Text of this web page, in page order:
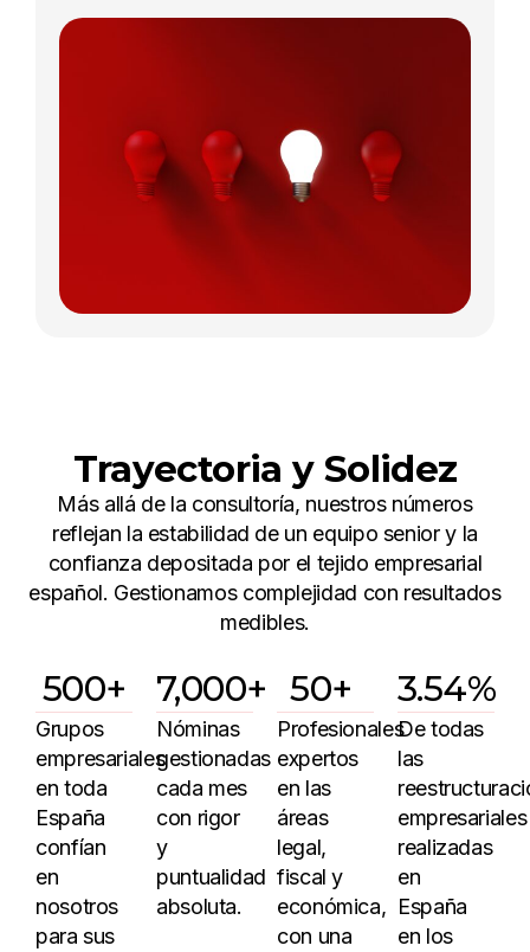
Trayectoria y Solidez
Más allá de la consultoría, nuestros números
reflejan la estabilidad de un equipo senior y la
confianza depositada por el tejido empresarial
español. Gestionamos complejidad con resultados
medibles.
500+
Grupos
empresariales
en toda
España
confían
en
nosotros
para sus
7,000+
Nóminas
gestionadas
cada mes
con rigor
y
puntualidad
absoluta.
50+
Profesionales
expertos
en las
áreas
legal,
fiscal y
económica,
con una
3.54%
De todas
las
empresariales
realizadas
en
España
en los